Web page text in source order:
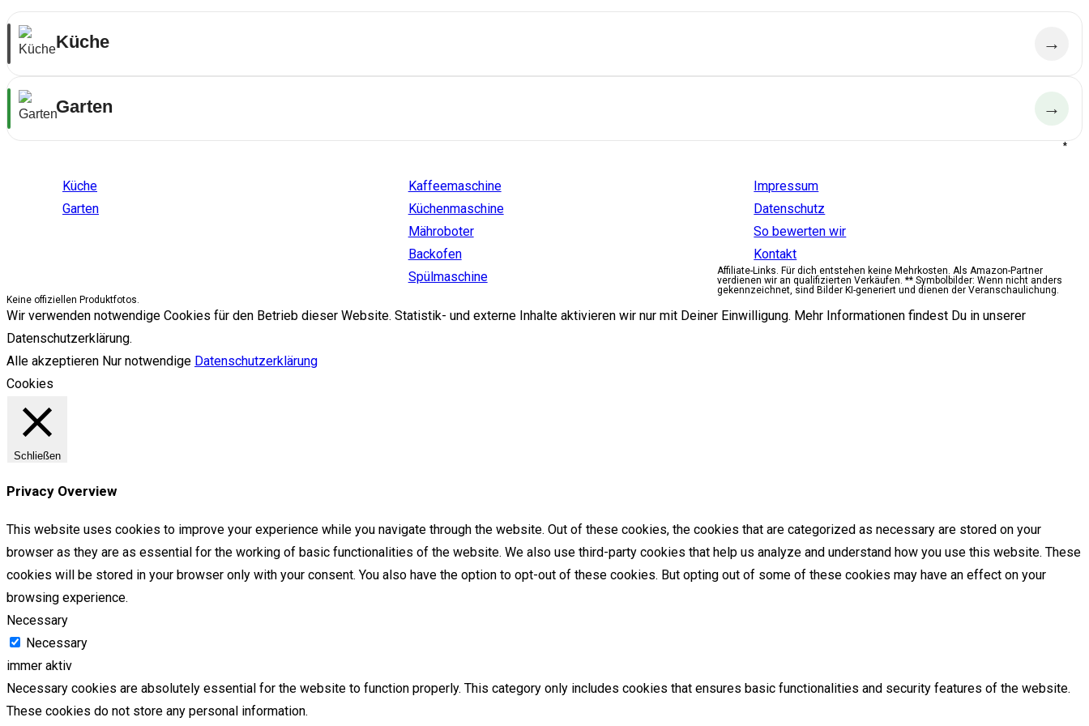
Küche →
Garten →
Küche
Garten
Kaffeemaschine
Küchenmaschine
Mähroboter
Backofen
Spülmaschine
Impressum
Datenschutz
So bewerten wir
Kontakt
*
Affiliate-Links. Für dich entstehen keine Mehrkosten. Als Amazon-Partner
verdienen wir an qualifizierten Verkäufen. ** Symbolbilder: Wenn nicht anders
gekennzeichnet, sind Bilder KI-generiert und dienen der Veranschaulichung.
Keine offiziellen Produktfotos.
Wir verwenden notwendige Cookies für den Betrieb dieser Website. Statistik- und externe Inhalte aktivieren wir nur mit Deiner Einwilligung. Mehr Informationen findest Du in unserer
Datenschutzerklärung.
Alle akzeptieren Nur notwendige Datenschutzerklärung
Cookies
Schließen
Privacy Overview
This website uses cookies to improve your experience while you navigate through the website. Out of these cookies, the cookies that are categorized as necessary are stored on your
browser as they are as essential for the working of basic functionalities of the website. We also use third-party cookies that help us analyze and understand how you use this website. These
cookies will be stored in your browser only with your consent. You also have the option to opt-out of these cookies. But opting out of some of these cookies may have an effect on your
browsing experience.
Necessary
Necessary
immer aktiv
Necessary cookies are absolutely essential for the website to function properly. This category only includes cookies that ensures basic functionalities and security features of the website.
These cookies do not store any personal information.